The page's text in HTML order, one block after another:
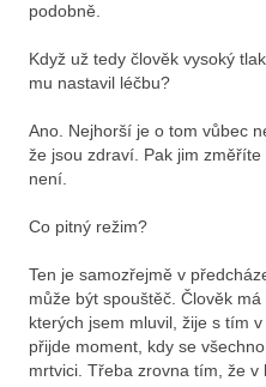
podobně.
Když už tedy člověk vysoký
mu nastavil léčbu?
Ano. Nejhorší je o tom vůbec
že jsou zdraví. Pak jim
není.
Co pitný režim?
Ten je samozřejmě v
může být spouštěč. Člověk
kterých jsem mluvil, žije s tím
přijde moment, kdy se
mrtvici. Třeba zrovna tím, že